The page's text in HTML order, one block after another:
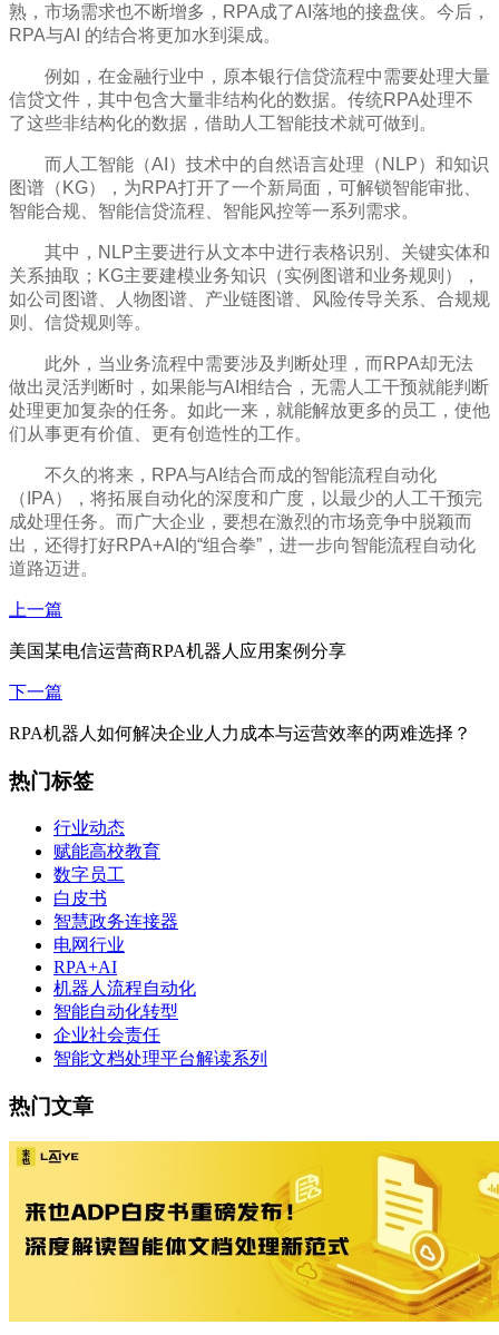
熟，市场需求也不断增多，RPA成了AI落地的接盘侠。今后，
RPA与AI 的结合将更加水到渠成。
例如，在金融行业中，原本银行信贷流程中需要处理大量
信贷文件，其中包含大量非结构化的数据。传统RPA处理不
了这些非结构化的数据，借助人工智能技术就可做到。
而人工智能（AI）技术中的自然语言处理（NLP）和知识
图谱（KG），为RPA打开了一个新局面，可解锁智能审批、
智能合规、智能信贷流程、智能风控等一系列需求。
其中，NLP主要进行从文本中进行表格识别、关键实体和
关系抽取；KG主要建模业务知识（实例图谱和业务规则），
如公司图谱、人物图谱、产业链图谱、风险传导关系、合规规
则、信贷规则等。
此外，当业务流程中需要涉及判断处理，而RPA却无法
做出灵活判断时，如果能与AI相结合，无需人工干预就能判断
处理更加复杂的任务。如此一来，就能解放更多的员工，使他
们从事更有价值、更有创造性的工作。
不久的将来，RPA与AI结合而成的智能流程自动化
（IPA），将拓展自动化的深度和广度，以最少的人工干预完
成处理任务。而广大企业，要想在激烈的市场竞争中脱颖而
出，还得打好RPA+AI的“组合拳”，进一步向智能流程自动化
道路迈进。
上一篇
美国某电信运营商RPA机器人应用案例分享
下一篇
RPA机器人如何解决企业人力成本与运营效率的两难选择？
热门标签
行业动态
赋能高校教育
数字员工
白皮书
智慧政务连接器
电网行业
RPA+AI
机器人流程自动化
智能自动化转型
企业社会责任
智能文档处理平台解读系列
热门文章